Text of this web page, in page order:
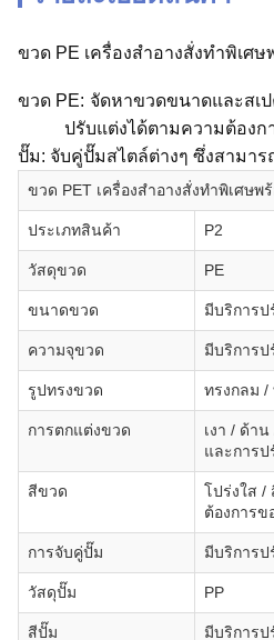
ขวด PE เครื่องสำอางสั่งทำพิเศ
ขวด PE: จัดหาขวดขนาดและสเ
ปรับแต่งได้ตามความต้องก
ปั๊ม: จับคู่ปั๊มสไตล์ต่างๆ ซึ่งสามา
ขวด PET เครื่องสำอางสั่งทำพิเศษพ
ประเภทสินค้า P2
วัสดุขวด PE
ขนาดขวด มีบริการป
ความจุขวด มีบริการ
รูปทรงขวด ทรงกลม /
การตกแต่งขวด
เงา / ด้า
และการป
สีขวด
โปร่งใส /
ต้องการข
การจับคู่ปั๊ม มีบริการ
วัสดุปั๊ม PP
สีปั๊ม มีบริการป